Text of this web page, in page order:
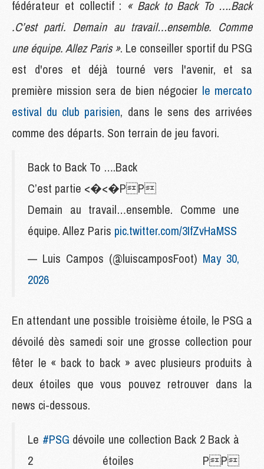
fédérateur et collectif : « Back to Back To ….Back
.C’est parti. Demain au travail…ensemble. Comme
une équipe. Allez Paris ». Le conseiller sportif du PSG
est d'ores et déjà tourné vers l'avenir, et sa
première mission sera de bien négocier le mercato
estival du club parisien, dans le sens des arrivées
comme des départs. Son terrain de jeu favori.
Back to Back To ….Back
C’est partie <�<�PP
Demain au travail…ensemble. Comme une
équipe. Allez Paris pic.twitter.com/3IfZvHaMSS
— Luis Campos (@luiscamposFoot) May 30,
2026
En attendant une possible troisième étoile, le PSG a
dévoilé dès samedi soir une grosse collection pour
fêter le « back to back » avec plusieurs produits à
deux étoiles que vous pouvez retrouver dans la
news ci-dessous.
Le #PSG dévoile une collection Back 2 Back à
2 étoiles PP